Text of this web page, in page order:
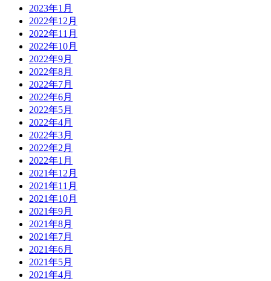
2023年1月
2022年12月
2022年11月
2022年10月
2022年9月
2022年8月
2022年7月
2022年6月
2022年5月
2022年4月
2022年3月
2022年2月
2022年1月
2021年12月
2021年11月
2021年10月
2021年9月
2021年8月
2021年7月
2021年6月
2021年5月
2021年4月